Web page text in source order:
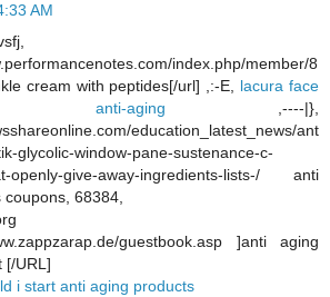
AM
index.php/member/8
cream with peptides[/url] ,:-E, lacura face
anti-aging ,----|},
education_latest_news/ant
glycolic-window-pane-sustenance-c-
openly-give-away-ingredients-lists-/ anti
68384,
guestbook.asp ]anti aging
[/URL]
i start anti aging products